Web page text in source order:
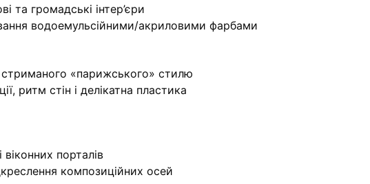
та громадські інтер’єри
водоемульсійними/акриловими фарбами
стриманого «парижського» стилю
ритм стін і делікатна пластика
порталів
композиційних осей